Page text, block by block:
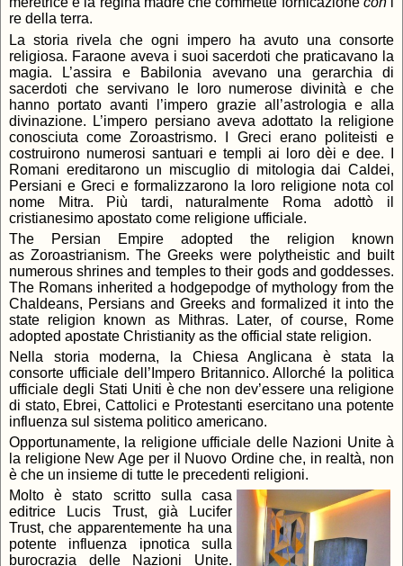
re della terra.
La storia rivela che ogni impero ha avuto una consorte
religiosa. Faraone aveva i suoi sacerdoti che praticavano la
magia. L’assira e Babilonia avevano una gerarchia di
sacerdoti che servivano le loro numerose divinità e che
hanno portato avanti l’impero grazie all’astrologia e alla
divinazione. L’impero persiano aveva adottato la religione
conosciuta come Zoroastrismo. I Greci erano politeisti e
costruirono numerosi santuari e templi ai loro dèi e dee. I
Romani ereditarono un miscuglio di mitologia dai Caldei,
Persiani e Greci e formalizzarono la loro religione nota col
nome Mitra. Più tardi, naturalmente Roma adottò il
cristianesimo apostato come religione ufficiale.
The Persian Empire adopted the religion known
as Zoroastrianism. The Greeks were polytheistic and built
numerous shrines and temples to their gods and goddesses.
The Romans inherited a hodgepodge of mythology from the
Chaldeans, Persians and Greeks and formalized it into the
state religion known as Mithras. Later, of course, Rome
adopted apostate Christianity as the official state religion.
Nella storia moderna, la Chiesa Anglicana è stata la
consorte ufficiale dell’Impero Britannico. Allorché la politica
ufficiale degli Stati Uniti è che non dev’essere una religione
di stato, Ebrei, Cattolici e Protestanti esercitano una potente
influenza sul sistema politico americano.
Opportunamente, la religione ufficiale delle Nazioni Unite à
la religione New Age per il Nuovo Ordine che, in realtà, non
è che un insieme di tutte le precedenti religioni.
Molto è stato scritto sulla casa
editrice Lucis Trust, già Lucifer
Trust, che apparentemente ha una
potente influenza ipnotica sulla
burocrazia delle Nazioni Unite.